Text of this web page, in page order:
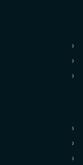
›
›
›
›
›
›